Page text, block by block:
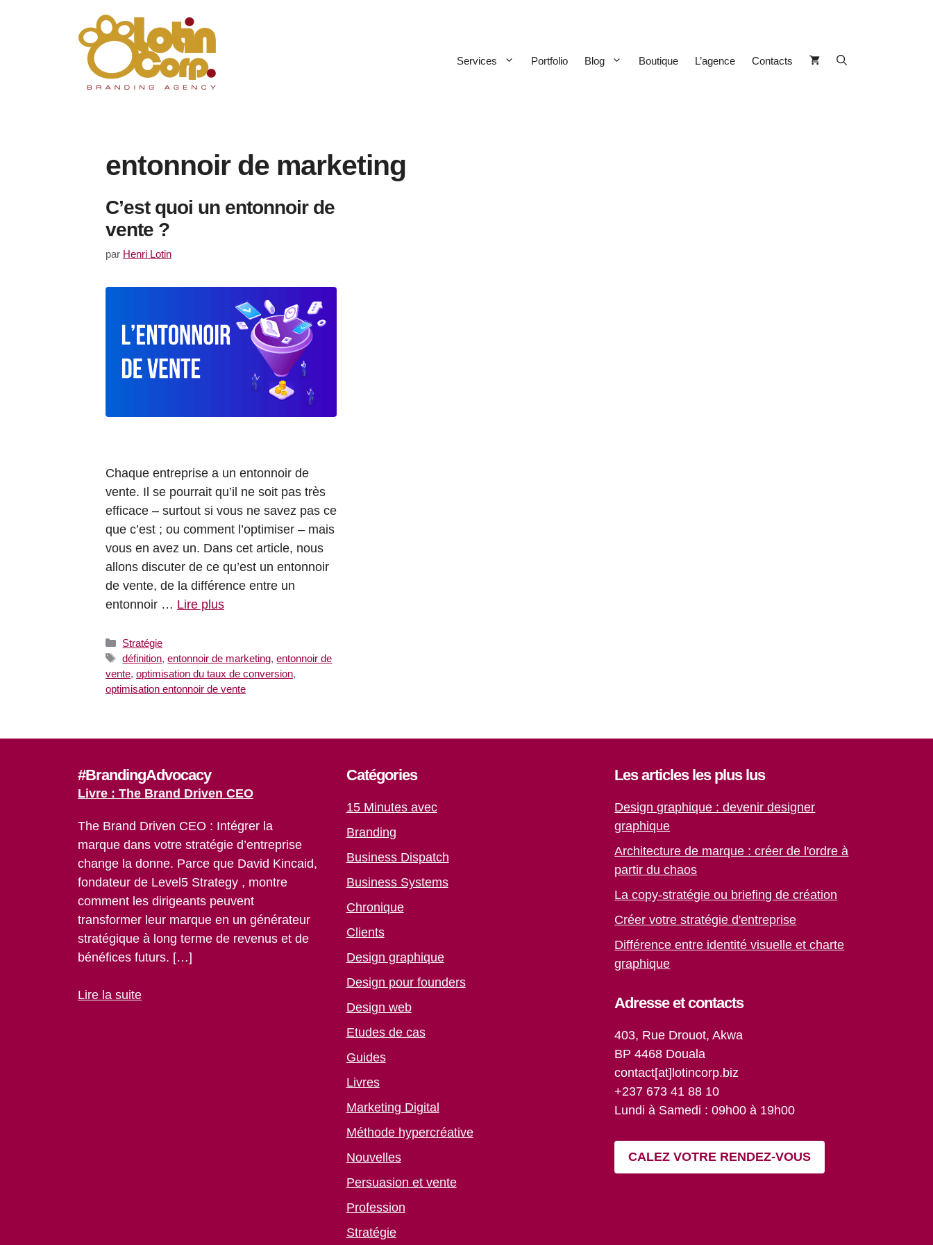
Services Portfolio Blog Boutique L’agence Contacts
entonnoir de marketing
C’est quoi un entonnoir de
vente ?
par Henri Lotin
Chaque entreprise a un entonnoir de
vente. Il se pourrait qu’il ne soit pas très
efficace – surtout si vous ne savez pas ce
que c’est ; ou comment l’optimiser – mais
vous en avez un. Dans cet article, nous
allons discuter de ce qu’est un entonnoir
de vente, de la différence entre un
entonnoir … Lire plus
Catégories
Stratégie
Étiquettes
définition,entonnoir de marketing,entonnoir de
vente, optimisation du taux de conversion,
optimisation entonnoir de vente
#BrandingAdvocacy
Livre : The Brand Driven CEO
The Brand Driven CEO : Intégrer la
marque dans votre stratégie d’entreprise
change la donne. Parce que David Kincaid,
fondateur de Level5 Strategy , montre
comment les dirigeants peuvent
transformer leur marque en un générateur
stratégique à long terme de revenus et de
bénéfices futurs. […]
Lire la suite
Catégories
15 Minutes avec
Branding
Business Dispatch
Business Systems
Chronique
Clients
Design graphique
Design pour founders
Design web
Etudes de cas
Guides
Livres
Marketing Digital
Méthode hypercréative
Nouvelles
Persuasion et vente
Profession
Stratégie
Les articles les plus lus
Design graphique : devenir designer
graphique
Architecture de marque : créer de l'ordre à
partir du chaos
La copy-stratégie ou briefing de création
Créer votre stratégie d'entreprise
Différence entre identité visuelle et charte
graphique
Adresse et contacts
403, Rue Drouot, Akwa
BP 4468 Douala
contact[at]lotincorp.biz
+237 673 41 88 10
Lundi à Samedi : 09h00 à 19h00
CALEZ VOTRE RENDEZ-VOUS